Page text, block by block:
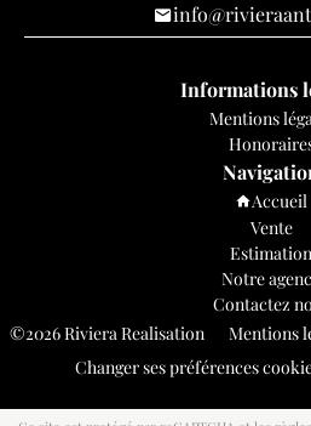
Informations
Mentions
Accueil
Vente
Estimation
Notre
Contactez
©2026 Riviera Realisation
Mentions
Changer ses préférences